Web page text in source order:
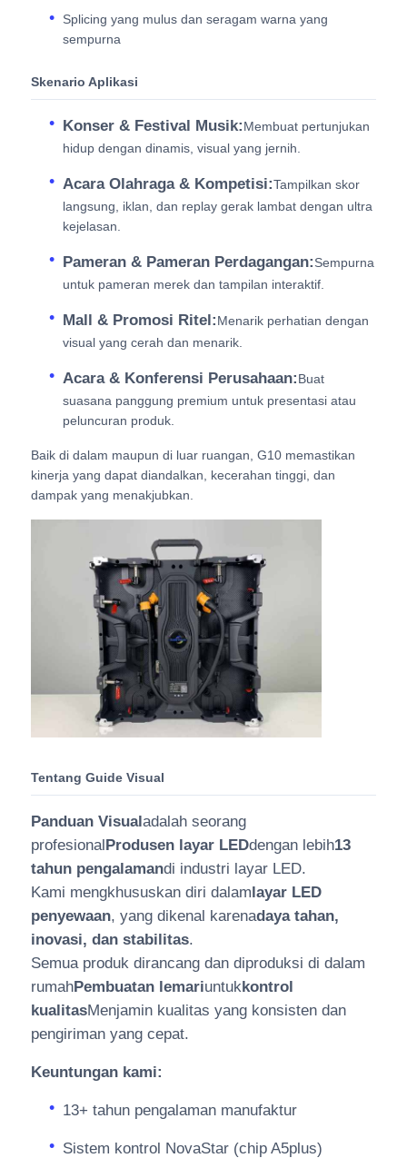
Splicing yang mulus dan seragam warna yang
sempurna
Skenario Aplikasi
Konser & Festival Musik:Membuat pertunjukan
hidup dengan dinamis, visual yang jernih.
Acara Olahraga & Kompetisi:Tampilkan skor
langsung, iklan, dan replay gerak lambat dengan ultra
kejelasan.
Pameran & Pameran Perdagangan:Sempurna
untuk pameran merek dan tampilan interaktif.
Mall & Promosi Ritel:Menarik perhatian dengan
visual yang cerah dan menarik.
Acara & Konferensi Perusahaan:Buat
suasana panggung premium untuk presentasi atau
peluncuran produk.
Baik di dalam maupun di luar ruangan, G10 memastikan
kinerja yang dapat diandalkan, kecerahan tinggi, dan
dampak yang menakjubkan.
Tentang Guide Visual
Panduan Visualadalah seorang
profesionalProdusen layar LEDdengan lebih13
tahun pengalamandi industri layar LED.
Kami mengkhususkan diri dalamlayar LED
penyewaan, yang dikenal karenadaya tahan,
inovasi, dan stabilitas.
Semua produk dirancang dan diproduksi di dalam
rumahPembuatan lemariuntukkontrol
kualitasMenjamin kualitas yang konsisten dan
pengiriman yang cepat.
Keuntungan kami:
13+ tahun pengalaman manufaktur
Sistem kontrol NovaStar (chip A5plus)